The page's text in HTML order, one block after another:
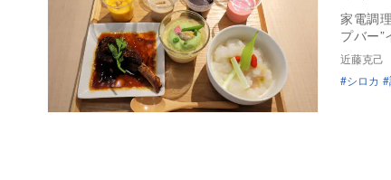
家電調
プバー
近藤克己
シロカ